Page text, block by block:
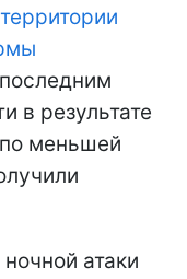
в результате
меньшей
атаки